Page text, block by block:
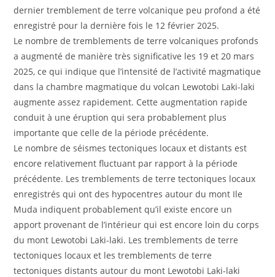
dernier tremblement de terre volcanique peu profond a été
enregistré pour la dernière fois le 12 février 2025.
Le nombre de tremblements de terre volcaniques profonds
a augmenté de manière très significative les 19 et 20 mars
2025, ce qui indique que l’intensité de l’activité magmatique
dans la chambre magmatique du volcan Lewotobi Laki-laki
augmente assez rapidement. Cette augmentation rapide
conduit à une éruption qui sera probablement plus
importante que celle de la période précédente.
Le nombre de séismes tectoniques locaux et distants est
encore relativement fluctuant par rapport à la période
précédente. Les tremblements de terre tectoniques locaux
enregistrés qui ont des hypocentres autour du mont Ile
Muda indiquent probablement qu’il existe encore un
apport provenant de l’intérieur qui est encore loin du corps
du mont Lewotobi Laki-laki. Les tremblements de terre
tectoniques locaux et les tremblements de terre
tectoniques distants autour du mont Lewotobi Laki-laki